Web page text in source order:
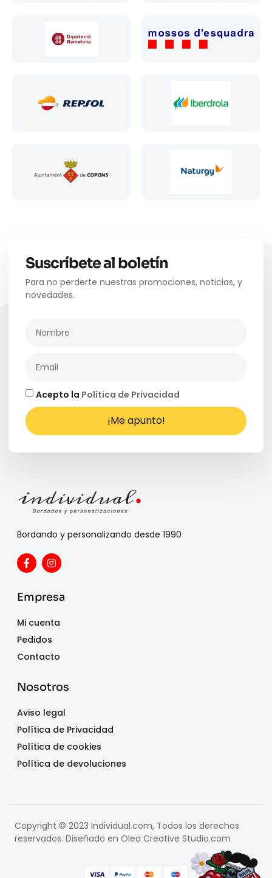
Suscríbete al boletín
Para no perderte nuestras promociones, noticias, y
novedades.
Acepto la Política de Privacidad
¡Me apunto!
Bordando y personalizando desde 1990
Empresa
Mi cuenta
Pedidos
Contacto
Nosotros
Aviso legal
Política de Privacidad
Política de cookies
Política de devoluciones
Copyright © 2023 Individual.com, Todos los derechos
reservados. Diseñado en Olea Creative Studio.com